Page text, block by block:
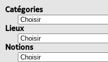
Catégories
Lieux
Notions